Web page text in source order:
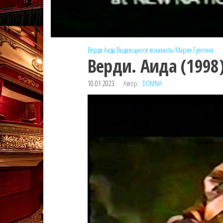
Верди Аида Выдающиеся вокалисты Мария Гулегина
Верди. Аида
10.01.2023 Автор: DOMNA